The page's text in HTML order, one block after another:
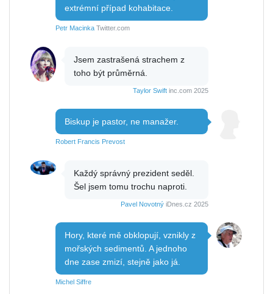
extrémní případ kohabitace.
Petr Macinka Twitter.com
Jsem zastrašená strachem z
toho být průměrná.
Taylor Swift inc.com 2025
Biskup je pastor, ne manažer.
Robert Francis Prevost
Každý správný prezident seděl.
Šel jsem tomu trochu naproti.
Pavel Novotný iDnes.cz 2025
Hory, které mě obklopují, vznikly z
mořských sedimentů. A jednoho
dne zase zmizí, stejně jako já.
Michel Siffre